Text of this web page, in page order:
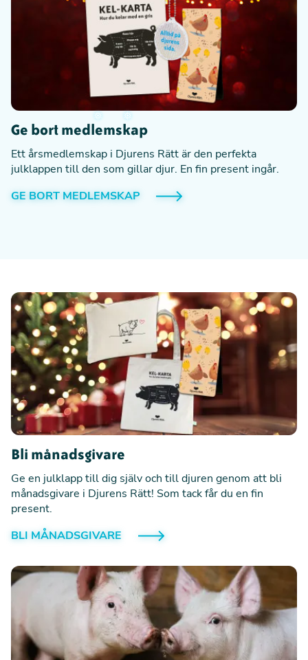
Ge bort medlemskap
Ett årsmedlemskap i Djurens Rätt är den perfekta
julklappen till den som gillar djur. En fin present ingår.
GE BORT MEDLEMSKAP
Bli månadsgivare
Ge en julklapp till dig själv och till djuren genom att bli
månadsgivare i Djurens Rätt! Som tack får du en fin
present.
BLI MÅNADSGIVARE
❅
❅